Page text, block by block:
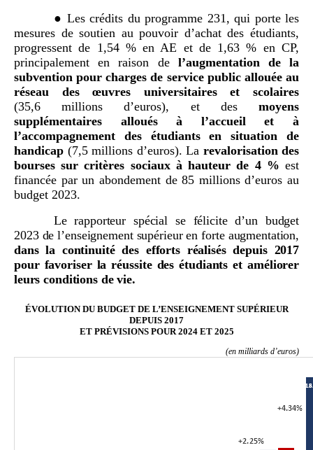
● Les crédits du programme 231, qui porte les
mesures de soutien au pouvoir d’achat des étudiants,
progressent de 1,54 % en AE et de 1,63 % en CP,
principalement en raison del’augmentation de la
subvention pour charges de service public allouée au
réseau des œuvres universitaires et scolaires
(35,6 millions d’euros), et des moyens
supplémentaires alloués à l’accueil et à
l’accompagnement des étudiants en situation de
handicap (7,5 millions d’euros). La revalorisation des
bourses sur critères sociaux à hauteur de 4 % est
financée par un abondement de 85 millions d’euros au
budget 2023.
Le rapporteur spécial se félicite d’un budget
2023 de l’enseignement supérieur en forte augmentation,
dans la continuité des efforts réalisés depuis 2017
pour favoriser la réussite des étudiants et améliorer
leurs conditions de vie.
ÉVOLUTION DU BUDGET DE L’ENSEIGNEMENT SUPÉRIEUR
DEPUIS 2017
ET PRÉVISIONS POUR 2024 ET 2025
(en milliards d’euros)